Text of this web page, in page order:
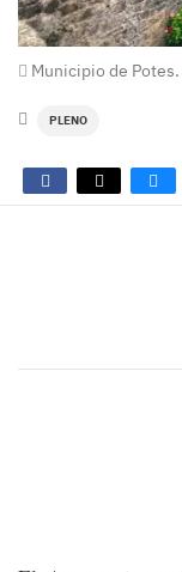
Municipio de Potes.
PLENO